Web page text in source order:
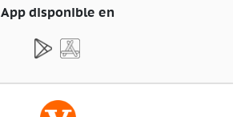
App disponible en